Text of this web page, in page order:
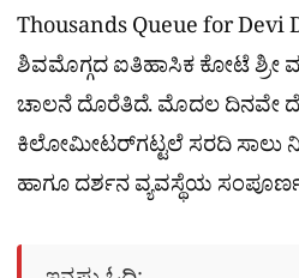
Thousands Queue for Devi
ಶಿವಮೊಗ್ಗದ ಐತಿಹಾಸಿಕ ಕೋಟೆ ಶ್ರೀ
ಚಾಲನೆ ದೊರೆತಿದೆ. ಮೊದಲ ದಿನವೇ
ಕಿಲೋಮೀಟರ್‌ಗಟ್ಟಲೆ ಸರದಿ ಸಾಲು
ಹಾಗೂ ದರ್ಶನ ವ್ಯವಸ್ಥೆಯ